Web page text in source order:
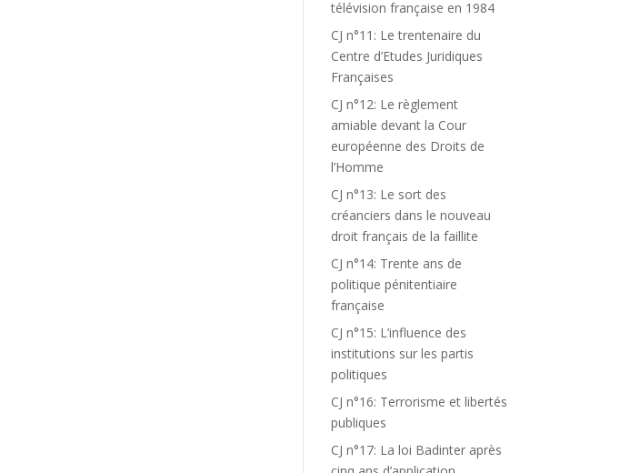
télévision française en 1984
CJ n°11: Le trentenaire du
Centre d’Etudes Juridiques
Françaises
CJ n°12: Le règlement
amiable devant la Cour
européenne des Droits de
l’Homme
CJ n°13: Le sort des
créanciers dans le nouveau
droit français de la faillite
CJ n°14: Trente ans de
politique pénitentiaire
française
CJ n°15: L’influence des
institutions sur les partis
politiques
CJ n°16: Terrorisme et libertés
publiques
CJ n°17: La loi Badinter après